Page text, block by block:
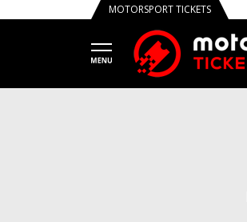
MOTORSPORT TICKETS